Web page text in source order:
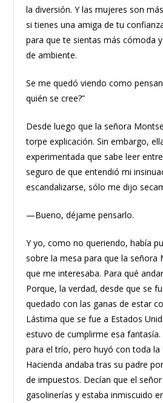
la diversión. Y las mujeres son
si tienes una amiga de tu
para que te sientas más cómoda
de ambiente.
Se me quedó viendo como
quién se cree?”
Desde luego que la señora
torpe explicación. Sin embargo,
experimentada que sabe leer
seguro de que entendió mi
escandalizarse, sólo me dijo
—Bueno, déjame pensarlo.
Y yo, como no queriendo, había
sobre la mesa para que la señora
que me interesaba. Para qué
Porque, la verdad, desde que se
quedado con las ganas de estar
Lástima que se fue a Estados
estuvo de cumplirme esa
para el trío, pero huyó con toda la
Hacienda andaba tras su padre
de impuestos. Decían que el
gasolinerías y estaba inmiscuido